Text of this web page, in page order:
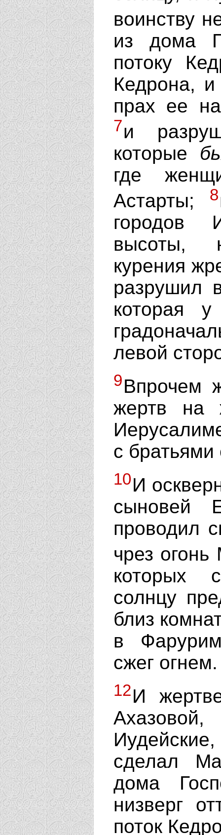
воинству
из дома
потоку
Кедрона,
прах ее
7и
которые
где
Астарты;
8
городов
высоты,
курения
разрушил
которая
левой
9Впрочем
жертв на
с
10И
сыновей
проводил
чрез
которых
солнцу
близ
в
сжег огнем.
12И
сделал
дома
низверг
поток